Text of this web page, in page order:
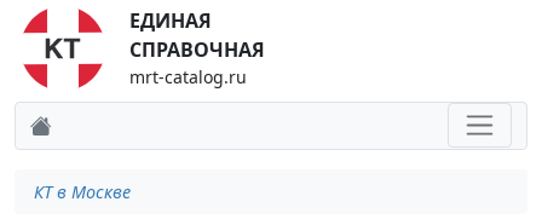
ЕДИНАЯ
СПРАВОЧНАЯ
mrt-catalog.ru
КТ в Москве